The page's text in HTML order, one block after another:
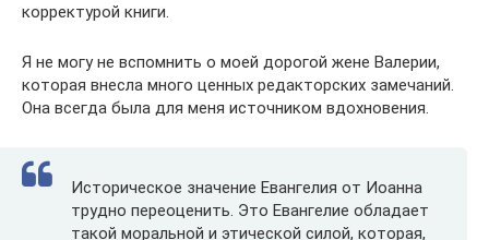
корректурой книги.
Я не могу не вспомнить о моей дорогой жене Валерии,
которая внесла много ценных редакторских замечаний.
Она всегда была для меня источником вдохновения.
Историческое значение Евангелия от Иоанна
трудно переоценить. Это Евангелие обладает
такой моральной и этической силой, которая,